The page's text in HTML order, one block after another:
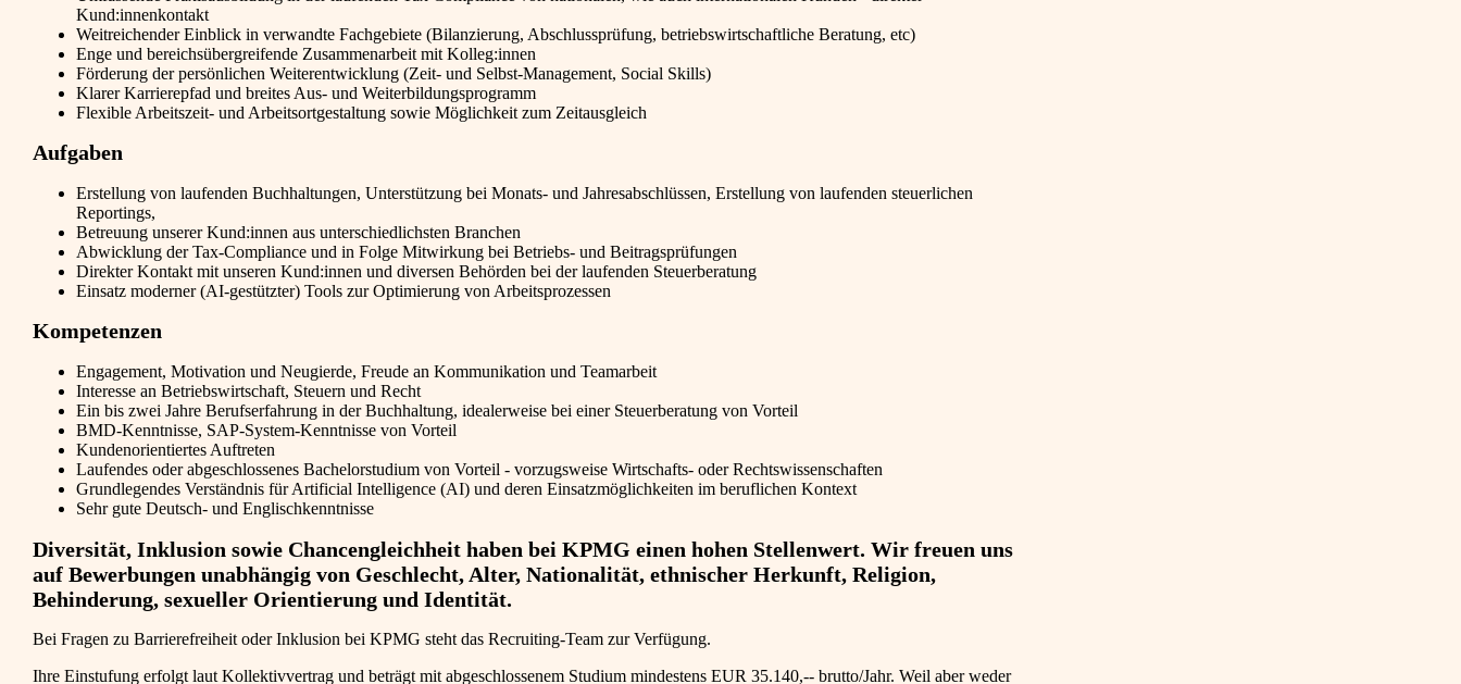
Kund:innenkontakt
Weitreichender Einblick in verwandte Fachgebiete (Bilanzierung, Abschlussprüfung, betriebswirtschaftliche Beratung, etc)
Enge und bereichsübergreifende Zusammenarbeit mit Kolleg:innen
Förderung der persönlichen Weiterentwicklung (Zeit- und Selbst-Management, Social Skills)
Klarer Karrierepfad und breites Aus- und Weiterbildungsprogramm
Flexible Arbeitszeit- und Arbeitsortgestaltung sowie Möglichkeit zum Zeitausgleich
Aufgaben
Erstellung von laufenden Buchhaltungen, Unterstützung bei Monats- und Jahresabschlüssen, Erstellung von laufenden steuerlichen
Reportings,
Betreuung unserer Kund:innen aus unterschiedlichsten Branchen
Abwicklung der Tax-Compliance und in Folge Mitwirkung bei Betriebs- und Beitragsprüfungen
Direkter Kontakt mit unseren Kund:innen und diversen Behörden bei der laufenden Steuerberatung
Einsatz moderner (AI-gestützter) Tools zur Optimierung von Arbeitsprozessen
Kompetenzen
Engagement, Motivation und Neugierde, Freude an Kommunikation und Teamarbeit
Interesse an Betriebswirtschaft, Steuern und Recht
Ein bis zwei Jahre Berufserfahrung in der Buchhaltung, idealerweise bei einer Steuerberatung von Vorteil
BMD-Kenntnisse, SAP-System-Kenntnisse von Vorteil
Kundenorientiertes Auftreten
Laufendes oder abgeschlossenes Bachelorstudium von Vorteil - vorzugsweise Wirtschafts- oder Rechtswissenschaften
Grundlegendes Verständnis für Artificial Intelligence (AI) und deren Einsatzmöglichkeiten im beruflichen Kontext
Sehr gute Deutsch- und Englischkenntnisse
Diversität, Inklusion sowie Chancengleichheit haben bei KPMG einen hohen Stellenwert. Wir freuen uns
auf Bewerbungen unabhängig von Geschlecht, Alter, Nationalität, ethnischer Herkunft, Religion,
Behinderung, sexueller Orientierung und Identität.
Bei Fragen zu Barrierefreiheit oder Inklusion bei KPMG steht das Recruiting-Team zur Verfügung.
Ihre Einstufung erfolgt laut Kollektivvertrag und beträgt mit abgeschlossenem Studium mindestens EUR 35.140,-- brutto/Jahr. Weil aber weder